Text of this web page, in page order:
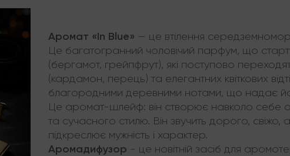
Аромат «In Blue» — це втілення
Це багатогранний чоловічий парфум, що
(бергамот, грейпфрут), які поступово
(кардамон, перець) та елегантних квіткових
благородними деревними нотами, що надає
Це аромат-шлейф: він створює навколо себе
та сучасного стилю. Він звучить дорого,
підкреслює мужність і характер.
Аромадифузор - це новітній засіб для